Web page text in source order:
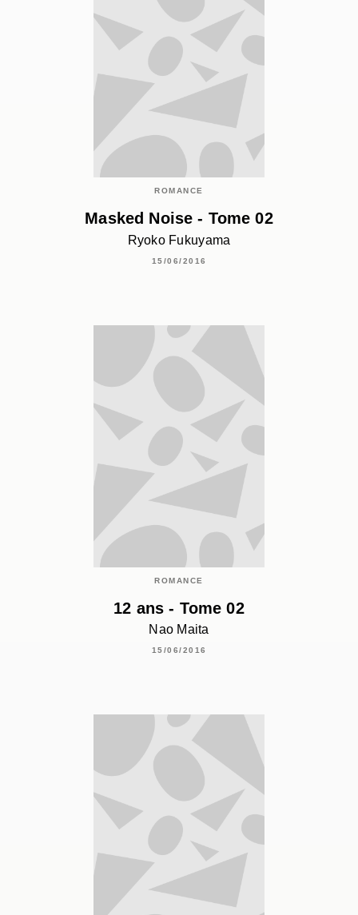
ROMANCE
Masked Noise - Tome 02
Ryoko Fukuyama
15/06/2016
ROMANCE
12 ans - Tome 02
Nao Maita
15/06/2016